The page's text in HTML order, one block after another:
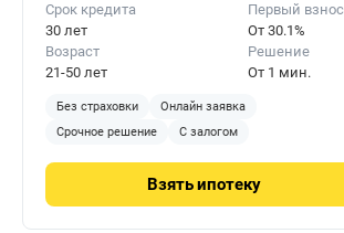
Срок кредита
30 лет
Первый взнос
От 30.1%
Возраст
21-50 лет
Решение
От 1 мин.
Без страховки
Онлайн заявка
Срочное решение
С залогом
Взятьипотеку